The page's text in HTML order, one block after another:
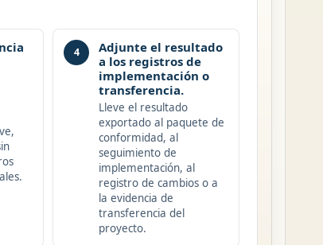
4
Adjunte el resultado
a los registros de
implementación o
transferencia.
Lleve el resultado
exportado al paquete de
conformidad, al
seguimiento de
implementación, al
registro de cambios o a
la evidencia de
transferencia del
proyecto.